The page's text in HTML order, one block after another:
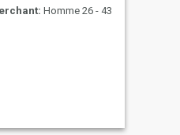
Homme 26 - 43